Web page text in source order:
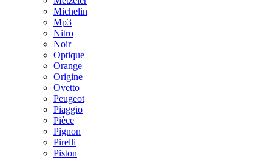
Michelin
Mp3
Nitro
Noir
Optique
Orange
Origine
Ovetto
Peugeot
Piaggio
Pièce
Pignon
Pirelli
Piston